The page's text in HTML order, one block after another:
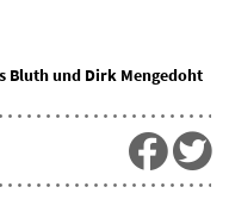
Bluth und Dirk Mengedoht